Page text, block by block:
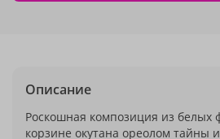
Описание
Роскошная композиция из белых
корзине окутана ореолом тайны